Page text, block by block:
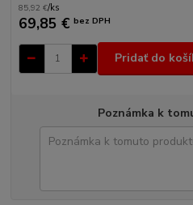
85,92 €/ks
69,85 € bez DPH
Pridať do
Poznámka k